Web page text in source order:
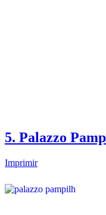
5. Palazzo
Imprimir